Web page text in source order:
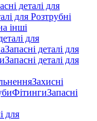
деталі для
для Розтрубні
інші
для
Запасні деталі для
Запасні деталі для
Захисні
ФітингиЗапасні
для